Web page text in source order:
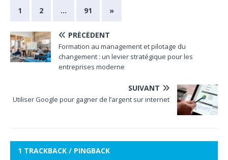
1 2 … 91 »
PRÉCÉDENT
Formation au management et pilotage du
changement : un levier stratégique pour les
entreprises moderne
SUIVANT
Utiliser Google pour gagner de l’argent sur internet
1 TRACKBACK / PINGBACK